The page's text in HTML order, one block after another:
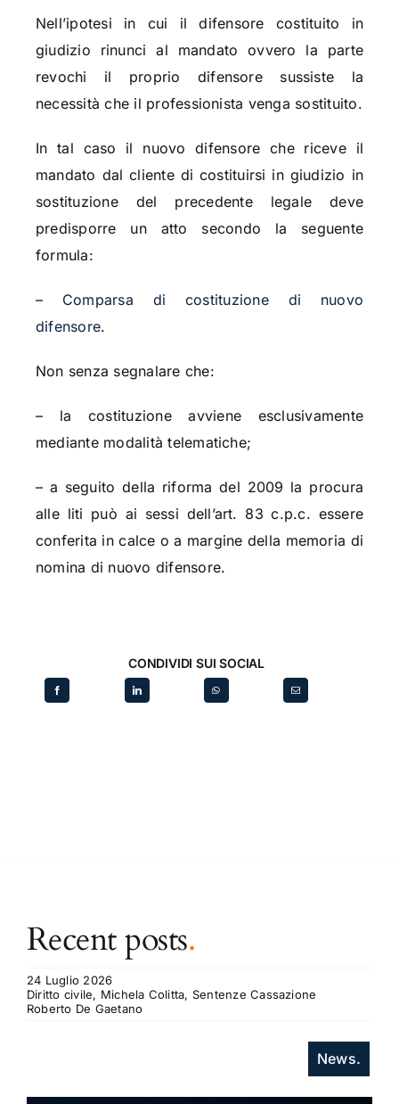
Nell’ipotesi in cui il difensore costituito in
giudizio rinunci al mandato ovvero la parte
revochi il proprio difensore sussiste la
necessità che il professionista venga sostituito.
In tal caso il nuovo difensore che riceve il
mandato dal cliente di costituirsi in giudizio in
sostituzione del precedente legale deve
predisporre un atto secondo la seguente
formula:
– Comparsa di costituzione di nuovo
difensore.
Non senza segnalare che:
– la costituzione avviene esclusivamente
mediante modalità telematiche;
– a seguito della riforma del 2009 la procura
alle liti può ai sessi dell’art. 83 c.p.c. essere
conferita in calce o a margine della memoria di
nomina di nuovo difensore.
CONDIVIDI SUI SOCIAL
Recent posts.
24 Luglio 2026
Diritto civile, Michela Colitta, Sentenze Cassazione
Roberto De Gaetano
News.